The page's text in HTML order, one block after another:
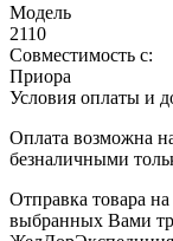
Модель
2110
Совместимость с:
Приора
Условия оплаты и
Оплата возможна
безналичными
Отправка товара
выбранных Вами